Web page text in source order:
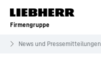
Zum Inhalt springen
Firmengruppe
News und Pressemitteilungen